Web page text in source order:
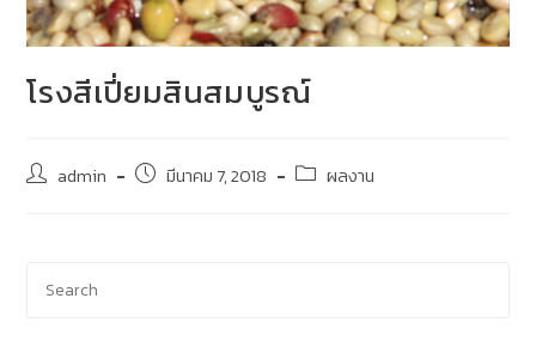
โรงสีเปี่ยมสินสมบูรณ์
admin มีนาคม 7, 2018 ผลงาน